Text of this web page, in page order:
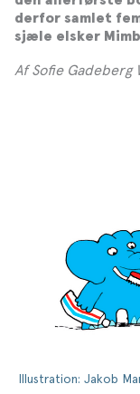
derfor samlet
sjæle elsker
Af Sofie Gadeberg
Illustration: Jakob